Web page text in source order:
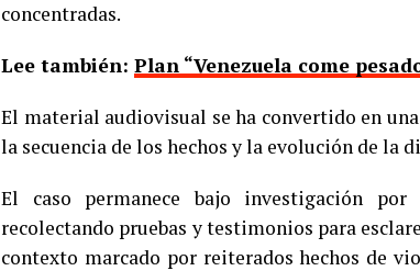
concentradas.
Lee también: Plan “Venezuela come
El material audiovisual se ha convertido en
la secuencia de los hechos y la evolución de la
El caso permanece bajo investigación
recolectando pruebas y testimonios para
contexto marcado por reiterados hechos de